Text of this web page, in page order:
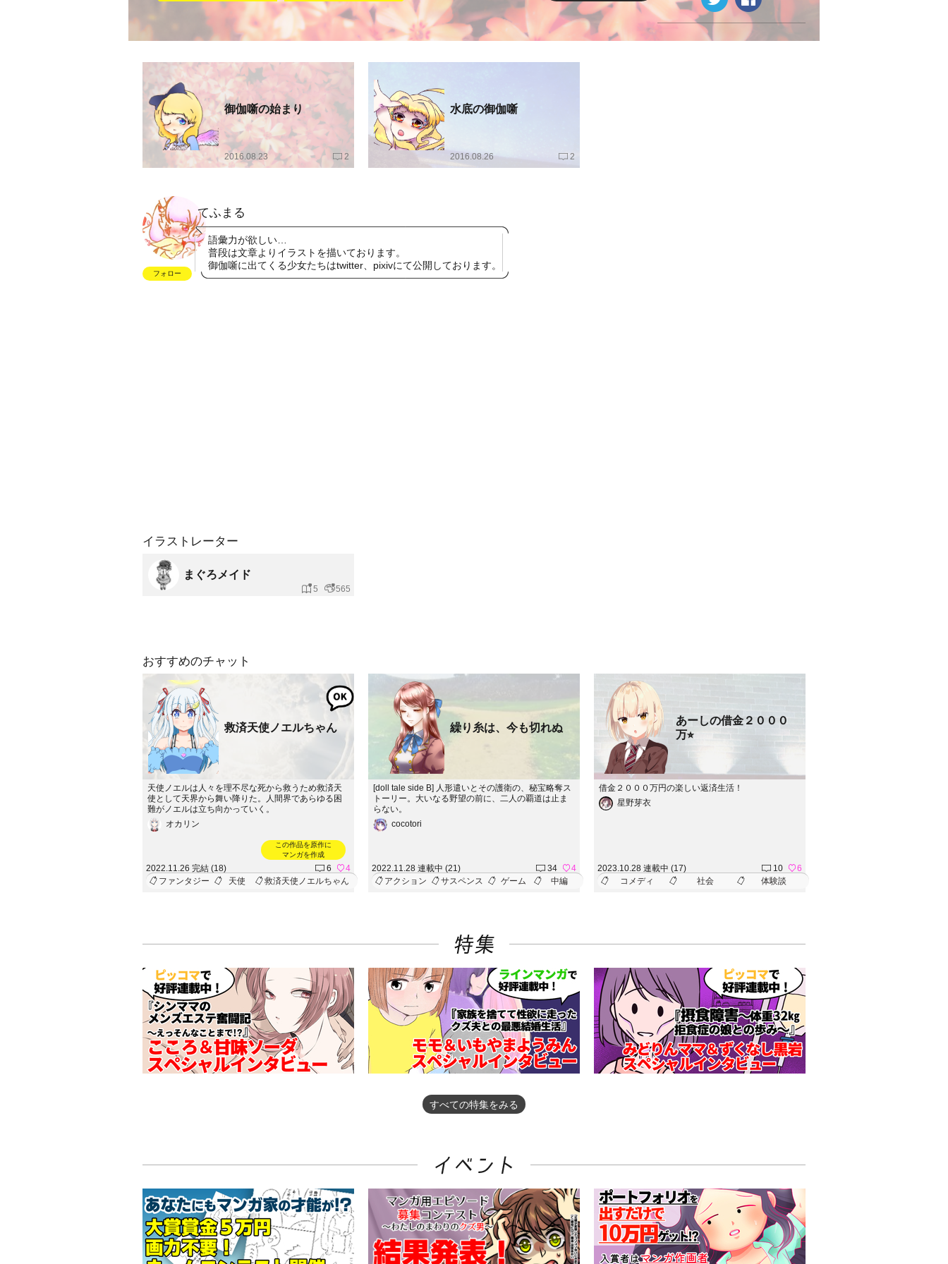
御伽噺の始まり
2016.08.23 2
水底の御伽噺
2016.08.26 2
フォロー
てふまる
語彙力が欲しい…
普段は文章よりイラストを描いております。
御伽噺に出てくる少女たちはtwitter、pixivにて公開しております。
イラストレーター
まぐろメイド
5 565
おすすめのチャット
救済天使ノエルちゃん
天使ノエルは人々を理不尽な死から救うため救済天
使として天界から舞い降りた。人間界であらゆる困
難がノエルは立ち向かっていく。
オカリン
この作品を原作に
マンガを作成
2022.11.26 完結 (18) 6
4
ファンタジー
天使 救済天使ノエルちゃん
繰り糸は、今も切れぬ
[doll tale side B] 人形遣いとその護衛の、秘宝略奪ス
トーリー。大いなる野望の前に、二人の覇道は止ま
らない。
cocotori
2022.11.28 連載中 (21) 34
4
アクション
サスペンス ゲーム 中編
あーしの借金２０００
万⭐︎
借金２０００万円の楽しい返済生活！
星野芽衣
2023.10.28 連載中 (17) 10
6
コメディ
社会 体験談
すべての特集をみる